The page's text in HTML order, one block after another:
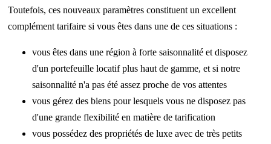
Toutefois, ces nouveaux paramètres constituent un excellent
complément tarifaire si vous êtes dans une de ces situations :
vous êtes dans une région à forte saisonnalité et disposez
d'un portefeuille locatif plus haut de gamme, et si notre
saisonnalité n'a pas été assez proche de vos attentes
vous gérez des biens pour lesquels vous ne disposez pas
d'une grande flexibilité en matière de tarification
vous possédez des propriétés de luxe avec de très petits